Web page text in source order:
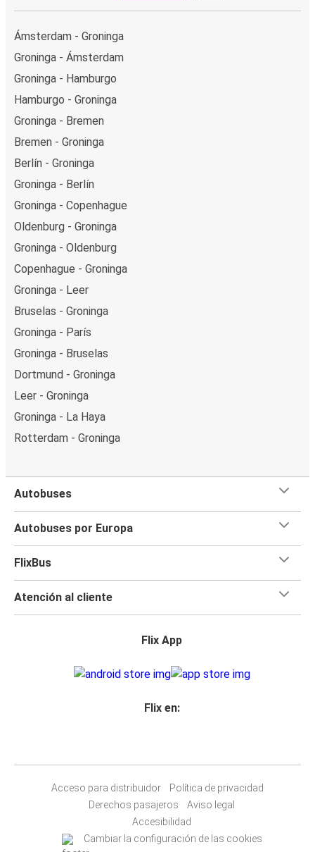
Ámsterdam - Groninga
Groninga - Ámsterdam
Groninga - Hamburgo
Hamburgo - Groninga
Groninga - Bremen
Bremen - Groninga
Berlín - Groninga
Groninga - Berlín
Groninga - Copenhague
Oldenburg - Groninga
Groninga - Oldenburg
Copenhague - Groninga
Groninga - Leer
Bruselas - Groninga
Groninga - París
Groninga - Bruselas
Dortmund - Groninga
Leer - Groninga
Groninga - La Haya
Rotterdam - Groninga
Autobuses
Autobuses por Europa
FlixBus
Atención al cliente
Flix App
Flix en:
Acceso para distribuidor
Política de privacidad
Derechos pasajeros
Aviso legal
Accesibilidad
Cambiar la configuración de las cookies